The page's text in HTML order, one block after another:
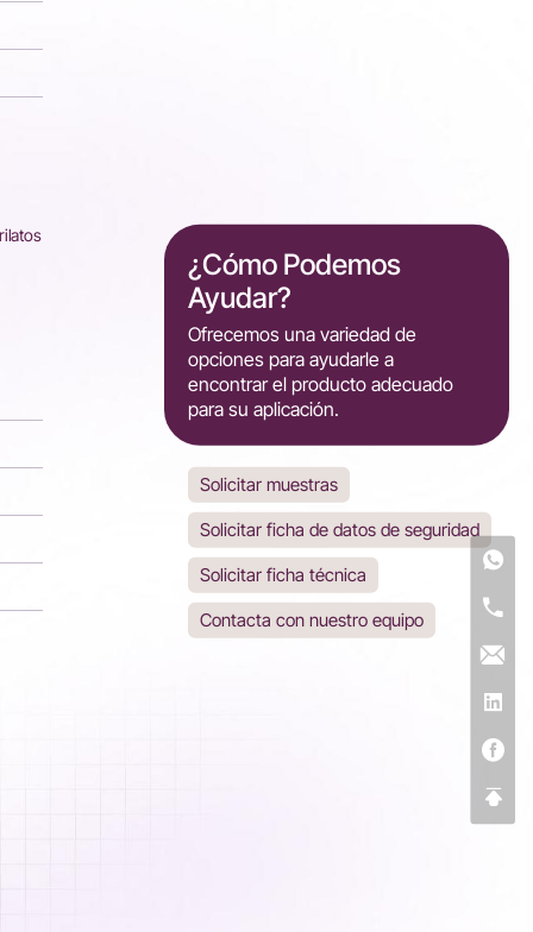
¿Cómo Podemos
Ayudar?
Ofrecemos una variedad de
opciones para ayudarle a
encontrar el producto adecuado
para su aplicación.
Solicitar muestras
Solicitar ficha de datos de seguridad
Solicitar ficha técnica
Contacta con nuestro equipo